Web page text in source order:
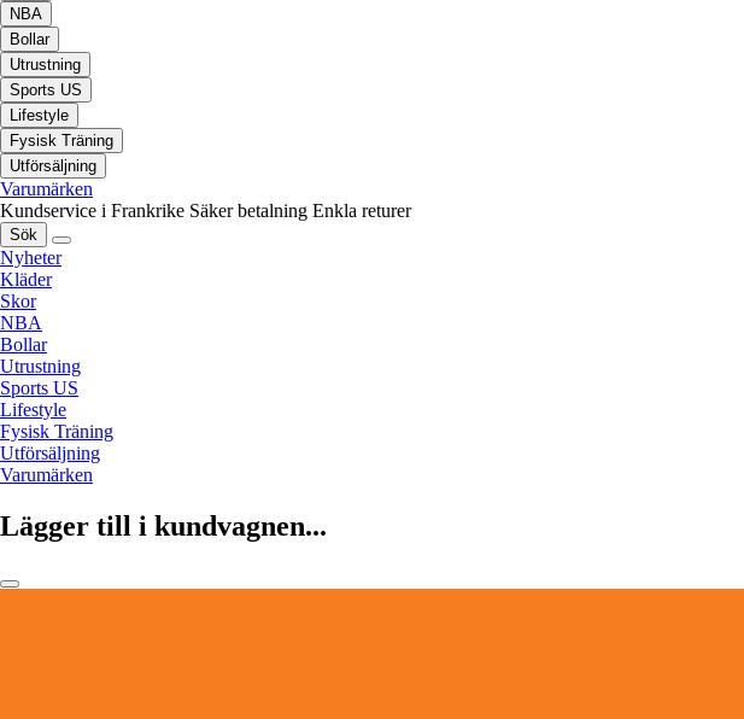
NBA
Bollar
Utrustning
Sports US
Lifestyle
Fysisk Träning
Utförsäljning
Varumärken
Kundservice i Frankrike Säker betalning Enkla returer
Sök
Nyheter
Kläder
Skor
NBA
Bollar
Utrustning
Sports US
Lifestyle
Fysisk Träning
Utförsäljning
Varumärken
Lägger till i kundvagnen...